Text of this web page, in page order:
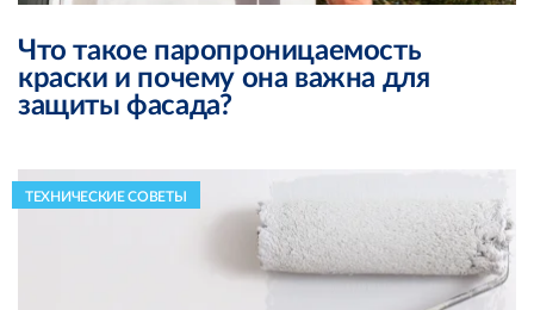
Что такое паропроницаемость
краски и почему она важна для
защиты фасада?
ТЕХНИЧЕСКИЕ СОВЕТЫ